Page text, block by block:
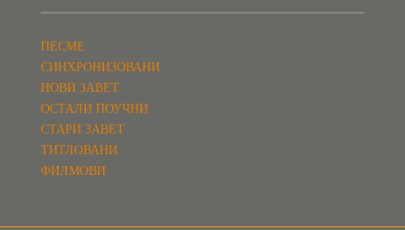
ПЕСМЕ
СИНХРОНИЗОВАНИ
НОВИ ЗАВЕТ
ОСТАЛИ ПОУЧНИ
СТАРИ ЗАВЕТ
ТИТЛОВАНИ
ФИЛМОВИ